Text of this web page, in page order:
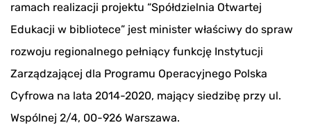
ramach realizacji projektu “Spółdzielnia Otwartej
Edukacji w bibliotece” jest minister właściwy do spraw
rozwoju regionalnego pełniący funkcję Instytucji
Zarządzającej dla Programu Operacyjnego Polska
Cyfrowa na lata 2014-2020, mający siedzibę przy ul.
Wspólnej 2/4, 00-926 Warszawa.